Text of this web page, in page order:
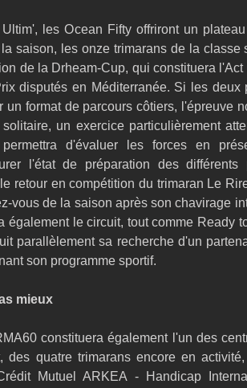
les Ocean Fifty offriront un
saison, les onze trimarans de la classe
de la Drheam-Cup, qui constituera
disputés en Méditerranée. Si les deux
un format de parcours côtiers, l'épreuve
un exercice particulièrement
d'évaluer les forces en
l'état de préparation des différents
retour en compétition du trimaran Le
vous de la saison après son chavirage
également le circuit, tout comme Ready
parallèlement sa recherche d'un
son programme sportif.
mieux
constituera également l'un des
des quatre trimarans encore en
Mutuel ARKEA - Handicap